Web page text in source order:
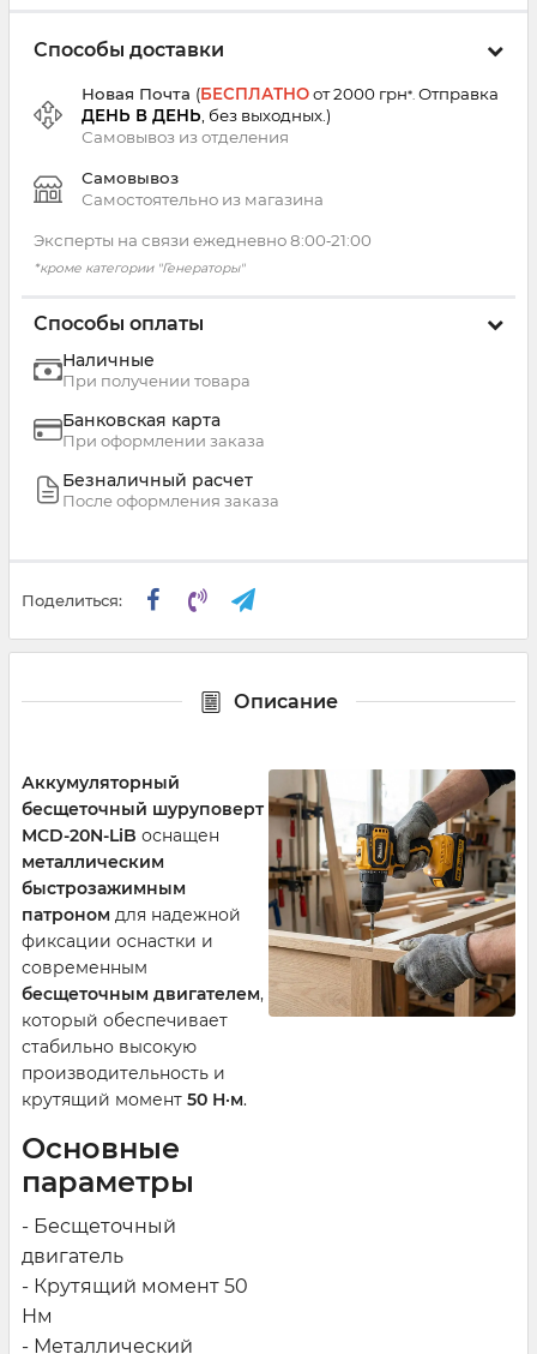
Способы доставки
Новая Почта (БЕСПЛАТНОот 2000 грн*. Отправка
ДЕНЬ В ДЕНЬ , без выходных.)
Самовывоз изотделения
Самовывоз
Самостоятельно из магазина
Эксперты на связи ежедневно 8:00‑21:00
*кроме категории "Генераторы"
Способы оплаты
Наличные
При получении товара
Банковская карта
При оформлении заказа
Безналичный расчет
После оформления заказа
Поделиться:
Описание
Аккумуляторный
бесщеточный шуруповерт
MCD-20N-LiB оснащен
металлическим
быстрозажимным
патроном для надежной
фиксации оснастки и
современным
бесщеточным двигателем,
который обеспечивает
стабильно высокую
производительность и
крутящий момент 50 Н·м.
Основные
параметры
- Бесщеточный
двигатель
- Крутящий момент 50
Нм
- Металлический